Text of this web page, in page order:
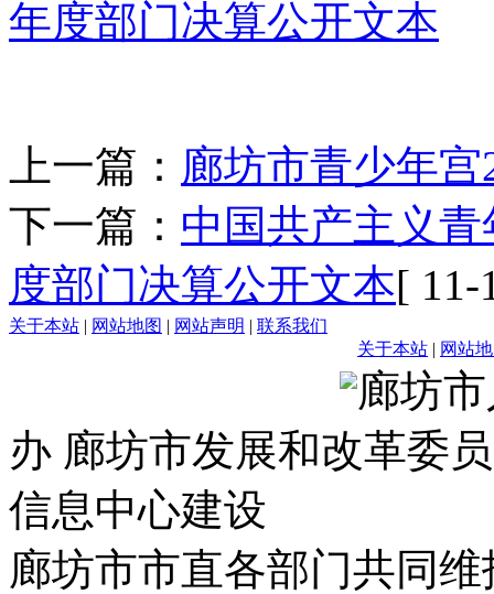
年度部门决算公开文本
上一篇： 廊坊市青少年
下一篇： 中国共产主义
度部门决算公开文本[ 11-
关于本站 | 网站地图 | 网站声明 | 联系我们
关于本站 | 网站
廊坊
办 廊坊市发展和改革委
信息中心建设
廊坊市市直各部门共同